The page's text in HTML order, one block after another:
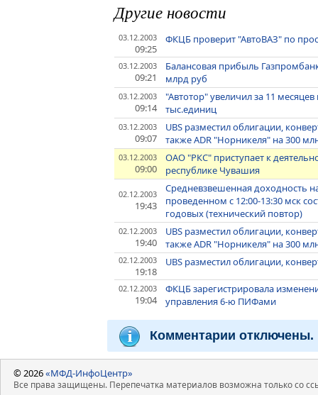
Другие новости
03.12.2003
09:25
ФКЦБ проверит "АвтоВАЗ" по
03.12.2003
09:21
Балансовая прибыль
млрд руб
03.12.2003
09:14
"Автотор" увеличил за 11
тыс.единиц
03.12.2003
09:07
UBS разместил облигации,
также ADR "Норникеля" на 300
03.12.2003
09:00
ОАО "РКС" приступает к
республике Чувашия
02.12.2003
19:43
Средневзвешенная доходность
проведенном с 12:00-13:30 мск
годовых (технический повтор)
02.12.2003
19:40
UBS разместил облигации,
также ADR "Норникеля" на 300
02.12.2003
19:18
UBS разместил облигации,
02.12.2003
19:04
ФКЦБ зарегистрировала
управления 6-ю ПИФами
Комментарии отключены.
© 2026«МФД-ИнфоЦентр»
Все права защищены. Перепечатка материалов возможна только со